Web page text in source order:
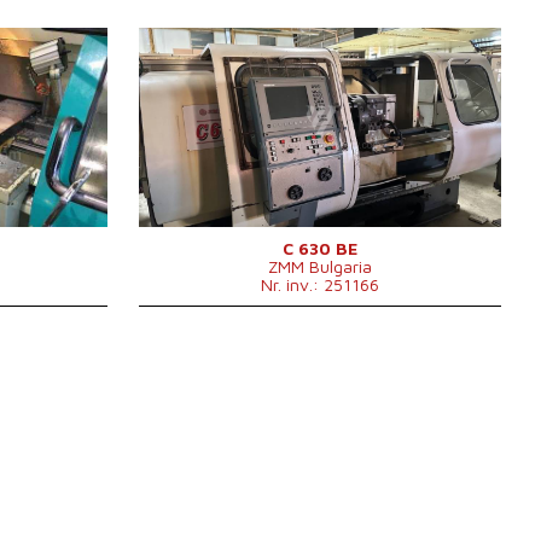
x 1820
An fabricație:
0
Sistem de control
da
Sistem de control Heidenhain
Diametrul de strunjire
630 mm
Lungimea de strunjire
1000 mm
Batiu inclinat/oblic
nu
Alezaj ax'
103 mm
Capul revolver
da
Diametru periferic peste ghidaje430 mm
C 630 BE
ZMM Bulgaria
Nr. inv.: 251166